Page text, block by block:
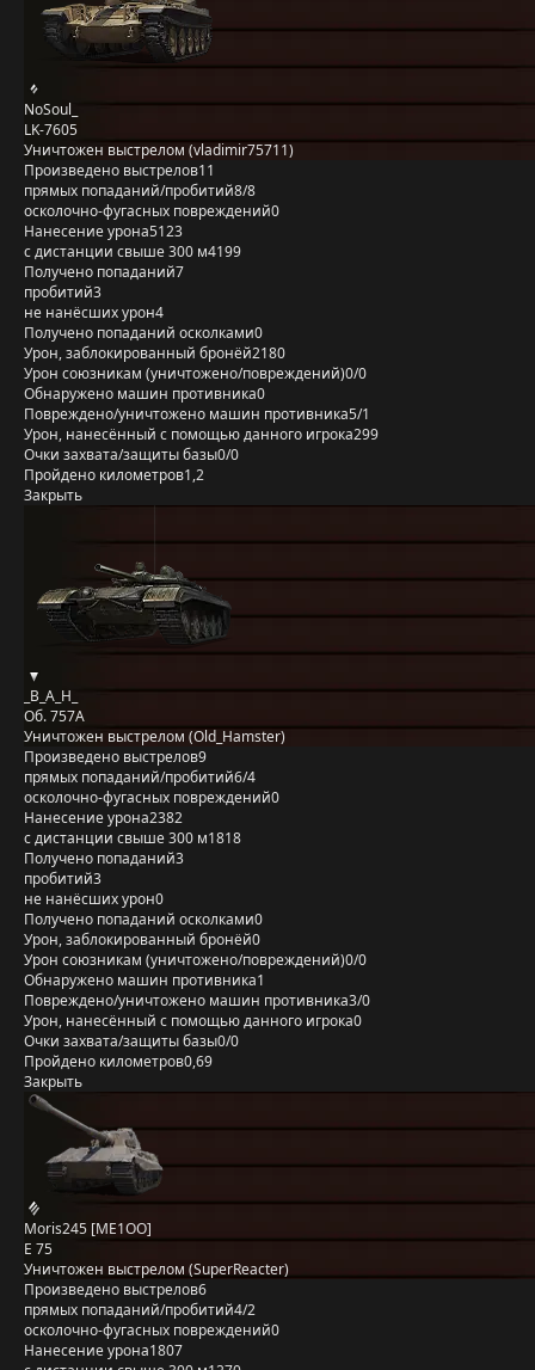
NoSoul_
LK-7605
Уничтожен выстрелом (vladimir75711)
Произведено выстрелов11
прямых попаданий/пробитий8/8
осколочно-фугасных повреждений0
Нанесение урона5123
с дистанции свыше 300 м4199
Получено попаданий7
пробитий3
не нанёсших урон4
Получено попаданий осколками0
Урон, заблокированный бронёй2180
Урон союзникам (уничтожено/повреждений)0/0
Обнаружено машин противника0
Повреждено/уничтожено машин противника5/1
Урон, нанесённый с помощью данного игрока299
Очки захвата/защиты базы0/0
Пройдено километров1,2
Закрыть
_B_A_H_
Об. 757А
Уничтожен выстрелом (Old_Hamster)
Произведено выстрелов9
прямых попаданий/пробитий6/4
осколочно-фугасных повреждений0
Нанесение урона2382
с дистанции свыше 300 м1818
Получено попаданий3
пробитий3
не нанёсших урон0
Получено попаданий осколками0
Урон, заблокированный бронёй0
Урон союзникам (уничтожено/повреждений)0/0
Обнаружено машин противника1
Повреждено/уничтожено машин противника3/0
Урон, нанесённый с помощью данного игрока0
Очки захвата/защиты базы0/0
Пройдено километров0,69
Закрыть
Moris245 [ME1OO]
E 75
Уничтожен выстрелом (SuperReacter)
Произведено выстрелов6
прямых попаданий/пробитий4/2
осколочно-фугасных повреждений0
Нанесение урона1807